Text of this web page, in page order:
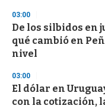
03:00
De los silbidos en
qué cambió en
nivel
03:00
El dólar en
con la cotización,